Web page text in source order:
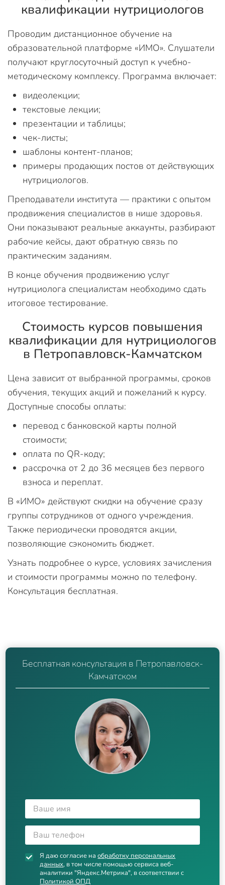
квалификации нутрициологов
Проводим дистанционное обучение на
образовательной платформе «ИМО». Слушатели
получают круглосуточный доступ к учебно-
методическому комплексу. Программа включает:
видеолекции;
текстовые лекции;
презентации и таблицы;
чек-листы;
шаблоны контент-планов;
примеры продающих постов от действующих
нутрициологов.
Преподаватели института — практики с опытом
продвижения специалистов в нише здоровья.
Они показывают реальные аккаунты, разбирают
рабочие кейсы, дают обратную связь по
практическим заданиям.
В конце обучения продвижению услуг
нутрициолога специалистам необходимо сдать
итоговое тестирование.
Стоимость курсов повышения
квалификации для нутрициологов
в Петропавловск-Камчатском
Цена зависит от выбранной программы, сроков
обучения, текущих акций и пожеланий к курсу.
Доступные способы оплаты:
перевод с банковской карты полной
стоимости;
оплата по QR-коду;
рассрочка от 2 до 36 месяцев без первого
взноса и переплат.
В «ИМО» действуют скидки на обучение сразу
группы сотрудников от одного учреждения.
Также периодически проводятся акции,
позволяющие сэкономить бюджет.
Узнать подробнее о курсе, условиях зачисления
и стоимости программы можно по телефону.
Консультация бесплатная.
Бесплатная консультация в Петропавловск-
Камчатском
Я даю согласие наобработку персональных
данных, в том числе помощью сервиса веб-
аналитики "Яндекс.Метрика", в соответствии с
Политикой ОПД